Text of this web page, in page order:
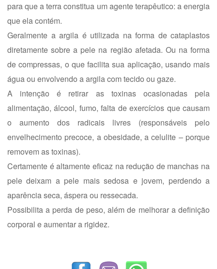
para que a terra constitua um agente terapêutico: a energia
que ela contém.
Geralmente a argila é utilizada na forma de cataplastos
diretamente sobre a pele na região afetada. Ou na forma
de compressas, o que facilita sua aplicação, usando mais
água ou envolvendo a argila com tecido ou gaze.
A intenção é retirar as toxinas ocasionadas pela
alimentação, álcool, fumo, falta de exercícios que causam
o aumento dos radicais livres (responsáveis pelo
envelhecimento precoce, a obesidade, a celulite – porque
removem as toxinas).
Certamente é altamente eficaz na redução de manchas na
pele deixam a pele mais sedosa e jovem, perdendo a
aparência seca, áspera ou ressecada.
Possibilita a perda de peso, além de melhorar a definição
corporal e aumentar a rigidez.